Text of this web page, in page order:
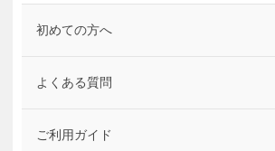
初めての方へ
よくある質問
ご利用ガイド